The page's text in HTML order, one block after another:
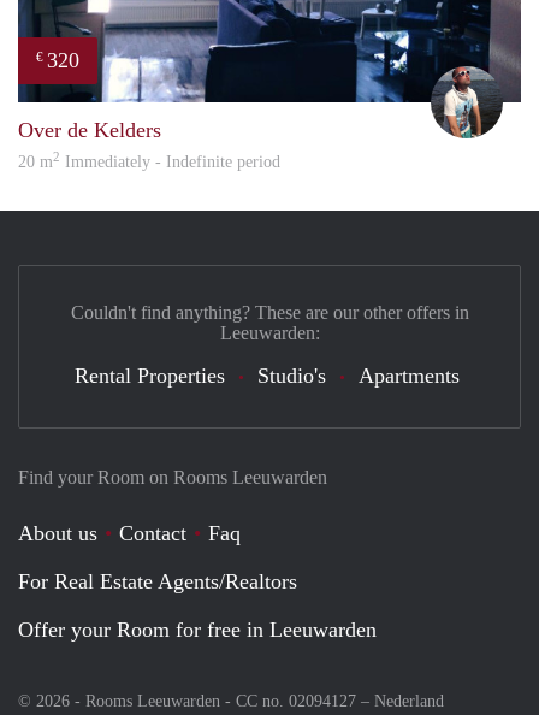
€ 320
Over de Kelders
20 m2 Immediately - Indefinite period
Find your Room on Rooms Leeuwarden
About us Contact
Faq
For Real Estate Agents/Realtors
Offer your Room for free in Leeuwarden
© 2026 - Rooms Leeuwarden - CC no. 02094127 – Nederland
Couldn't find anything? These are our other offers in
Leeuwarden:
Rental Properties Studio's Apartments